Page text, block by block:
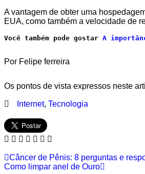
A vantagem de obter uma
EUA, como também a velocidade de
Você também pode gostar A
Por Felipe ferreira
Os pontos de vista expressos neste
Internet, Tecnologia
Câncer de Pênis: 8 perguntas e
Como limpar anel de Ouro